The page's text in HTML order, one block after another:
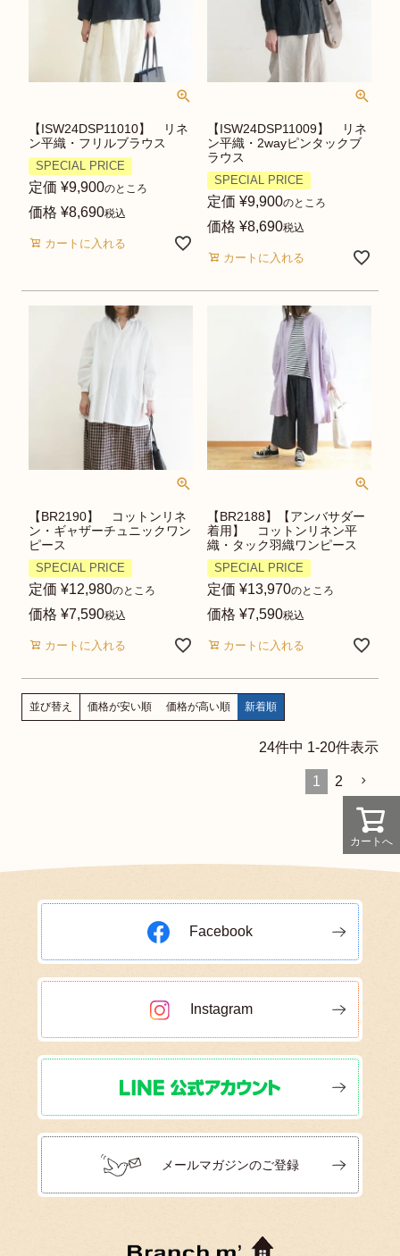
【ISW24DSP11010】 リネ
ン平織・フリルブラウス
SPECIAL PRICE
定価 ¥9,900のところ
価格 ¥8,690税込
カートに入れる
【ISW24DSP11009】 リネ
ン平織・2wayピンタックブ
ラウス
SPECIAL PRICE
定価 ¥9,900のところ
価格 ¥8,690税込
カートに入れる
【BR2190】 コットンリネ
ン・ギャザーチュニックワン
ピース
SPECIAL PRICE
定価 ¥12,980のところ
価格 ¥7,590税込
カートに入れる
【BR2188】【アンバサダー
着用】 コットンリネン平
織・タック羽織ワンピース
SPECIAL PRICE
定価 ¥13,970のところ
価格 ¥7,590税込
カートに入れる
並び替え 価格が安い順 価格が高い順 新着順
24件中 1-20件表示
1 2
カートへ
Facebook
Instagram
メールマガジンのご登録